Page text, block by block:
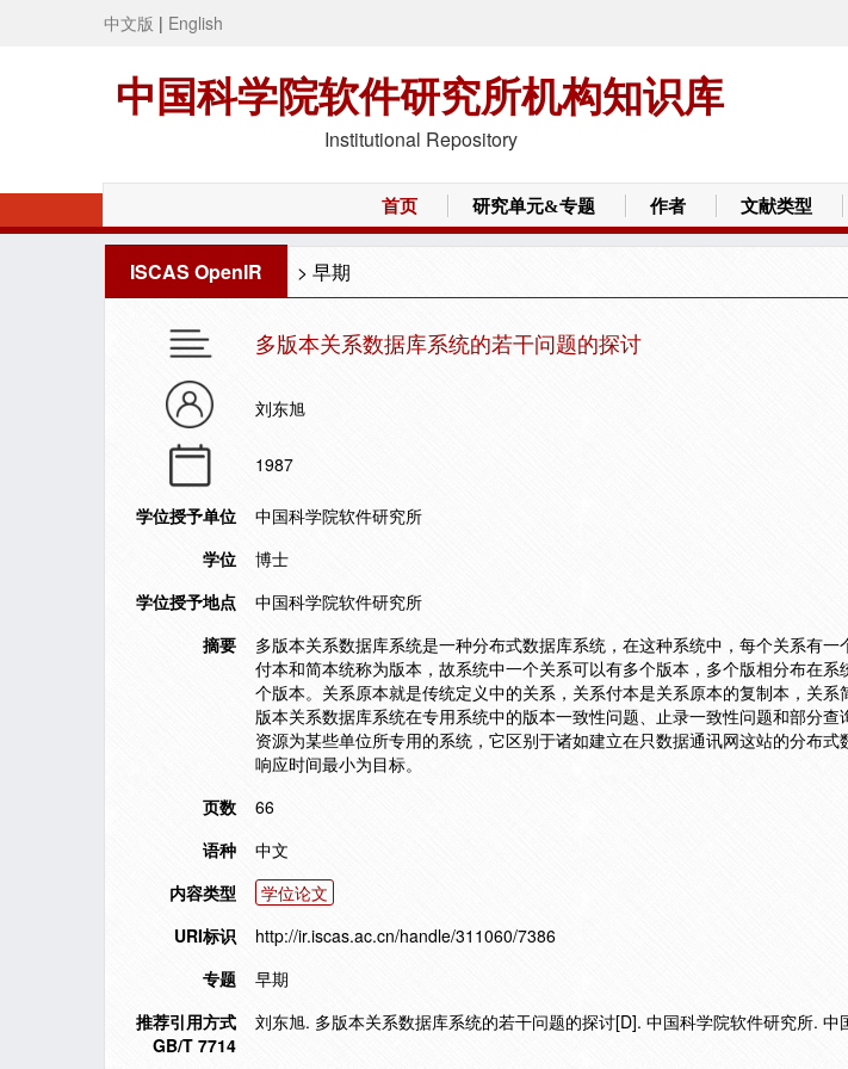
中文版 | English
中国科学院软件研究所机构知识库
Institutional Repository
首页 研究单元&专题 作者 文献类型
ISCAS OpenIR > 早期
多版本关系数据库系统的若干问题的探讨
刘东旭
1987
学位授予单位
中国科学院软件研究所
学位
博士
学位授予地点
中国科学院软件研究所
摘要
多版本关系数据库系统是一种分布式数据库系统，在这种系统中，每个关系有一
付本和简本统称为版本，故系统中一个关系可以有多个版本，多个版相分布在
个版本。关系原本就是传统定义中的关系，关系付本是关系原本的复制本，关
版本关系数据库系统在专用系统中的版本一致性问题、止录一致性问题和部分
资源为某些单位所专用的系统，它区别于诸如建立在只数据通讯网这站的分布
响应时间最小为目标。
页数
66
语种
中文
内容类型
学位论文
URI标识
http://ir.iscas.ac.cn/handle/311060/7386
专题
早期
推荐引用方式
GB/T 7714
刘东旭. 多版本关系数据库系统的若干问题的探讨[D]. 中国科学院软件研究所. 中